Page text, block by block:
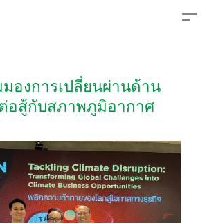
องการเปลี่ยนผ่านด้าน
อสู้กับสภาพภูมิอากาศ